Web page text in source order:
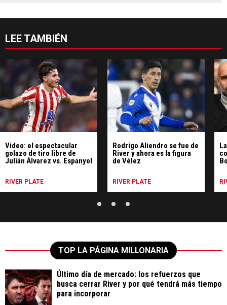
LEE TAMBIÉN
Video: el espectacular
golazo de tiro libre de
Julián Álvarez vs. Espanyol
RIVER PLATE
Rodrigo Aliendro se fue de
River y ahora es la figura
de Vélez
RIVER PLATE
TOP LA PÁGINA MILLONARIA
Último día de mercado: los refuerzos que
busca cerrar River y por qué tendrá más tiempo
para incorporar